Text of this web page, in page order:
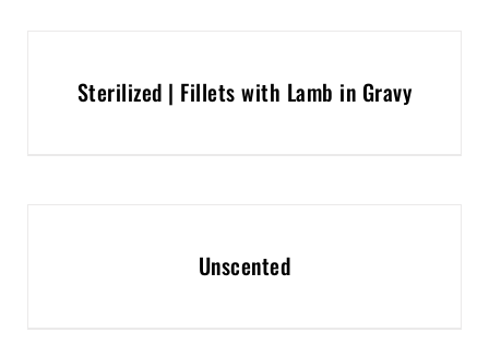
Sterilized | Fillets with Lamb in Gravy
Unscented